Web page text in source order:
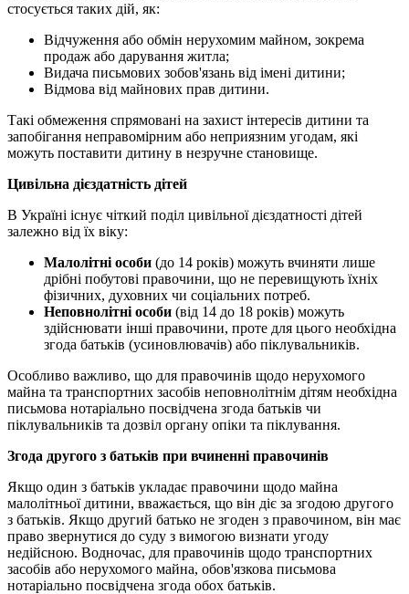
стосується таких дій, як:
Відчуження або обмін нерухомим майном, зокрема
продаж або дарування житла;
Видача письмових зобов'язань від імені дитини;
Відмова від майнових прав дитини.
Такі обмеження спрямовані на захист інтересів дитини та
запобігання неправомірним або неприязним угодам, які
можуть поставити дитину в незручне становище.
Цивільна дієздатність дітей
В Україні існує чіткий поділ цивільної дієздатності дітей
залежно від їх віку:
Малолітні особи (до 14 років) можуть вчиняти лише
дрібні побутові правочини, що не перевищують їхніх
фізичних, духовних чи соціальних потреб.
Неповнолітні особи (від 14 до 18 років) можуть
здійснювати інші правочини, проте для цього необхідна
згода батьків (усиновлювачів) або піклувальників.
Особливо важливо, що для правочинів щодо нерухомого
майна та транспортних засобів неповнолітнім дітям необхідна
письмова нотаріально посвідчена згода батьків чи
піклувальників та дозвіл органу опіки та піклування.
Згода другого з батьків при вчиненні правочинів
Якщо один з батьків укладає правочини щодо майна
малолітньої дитини, вважається, що він діє за згодою другого
з батьків. Якщо другий батько не згоден з правочином, він має
право звернутися до суду з вимогою визнати угоду
недійсною. Водночас, для правочинів щодо транспортних
засобів або нерухомого майна, обов'язкова письмова
нотаріально посвідчена згода обох батьків.